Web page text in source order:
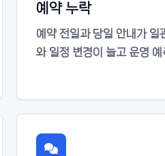
예약 누락
예약 전일과 당일 안내가 일
와 일정 변경이 늘고 운영